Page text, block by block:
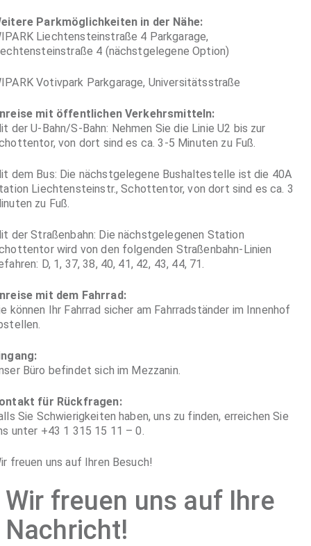
Parkmöglichkeiten in der Nähe:
Liechtensteinstraße 4 Parkgarage,
4 (nächstgelegene Option)
Votivpark Parkgarage, Universitätsstraße
mit öffentlichen Verkehrsmitteln:
der U-Bahn/S-Bahn: Nehmen Sie die Linie U2 bis zur
von dort sind es ca. 3-5 Minuten zu Fuß.
dem Bus: Die nächstgelegene Bushaltestelle ist die 40A
Liechtensteinstr., Schottentor, von dort sind es ca. 3
zu Fuß.
der Straßenbahn: Die nächstgelegenen Station
wird von den folgenden Straßenbahn-Linien
D, 1, 37, 38, 40, 41, 42, 43, 44, 71.
mit dem Fahrrad:
können Ihr Fahrrad sicher am Fahrradständer im Innenhof
Büro befindet sich im Mezzanin.
für Rückfragen:
Sie Schwierigkeiten haben, uns zu finden, erreichen Sie
unter +43 1 315 15 11 – 0.
freuen uns auf Ihren Besuch!
Wir freuen uns auf Ihre
Nachricht!